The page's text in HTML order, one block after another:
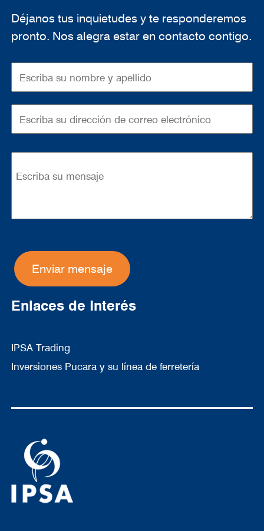
Déjanos tus inquietudes y te responderemos
pronto. Nos alegra estar en contacto contigo.
Enlaces de Interés
IPSA Trading
Inversiones Pucara y su línea de ferretería